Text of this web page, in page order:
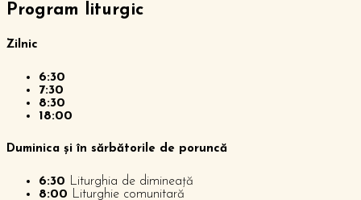
Program liturgic
Zilnic
6:30
7:30
8:30
18:00
Duminica și în sărbătorile de poruncă
6:30 Liturghia de dimineață
8:00 Liturghie comunitară